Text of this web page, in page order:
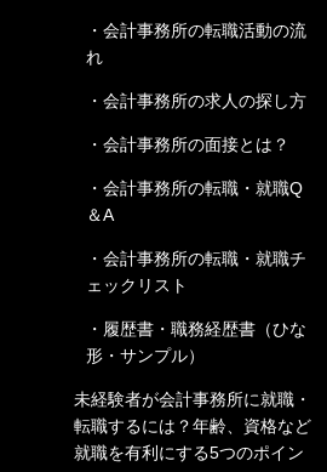
・会計事務所の転職活動の流
れ
・会計事務所の求人の探し方
・会計事務所の面接とは？
・会計事務所の転職・就職Q
＆A
・会計事務所の転職・就職チ
ェックリスト
・履歴書・職務経歴書（ひな
形・サンプル）
未経験者が会計事務所に就職・
転職するには？年齢、資格など
就職を有利にする5つのポイン